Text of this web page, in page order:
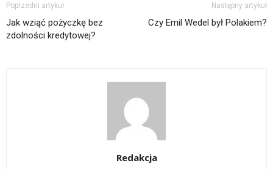
Poprzedni artykuł
Jak wziąć pożyczkę bez
zdolności kredytowej?
Następny artykuł
Czy Emil Wedel był Polakiem?
Redakcja